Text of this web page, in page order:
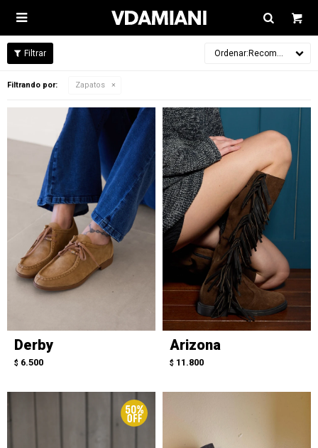

Recomendados
Filtrando por: Zapatos
Derby
$ 6.500
Arizona
$ 11.800